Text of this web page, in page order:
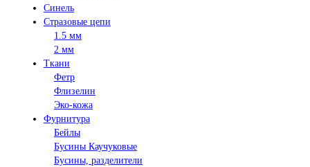
Синель
Стразовые цепи
1.5 мм
2 мм
Ткани
Фетр
Флизелин
Эко-кожа
Фурнитура
Бейлы
Бусины Каучуковые
Бусины, разделители